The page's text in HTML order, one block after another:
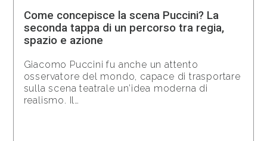
Come concepisce la scena Puccini? La
seconda tappa di un percorso tra regia,
spazio e azione
Giacomo Puccini fu anche un attento
osservatore del mondo, capace di trasportare
sulla scena teatrale un’idea moderna di
realismo. Il…